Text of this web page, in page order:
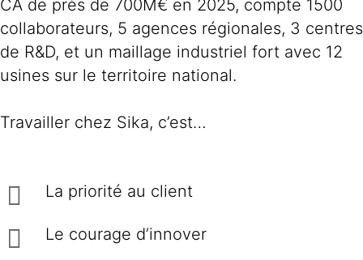
CA de près de 700M€ en 2025, compte 1500
collaborateurs, 5 agences régionales, 3 centres
de R&D, et un maillage industriel fort avec 12
usines sur le territoire national.
Travailler chez Sika, c’est…
La priorité au client
Le courage d’innover